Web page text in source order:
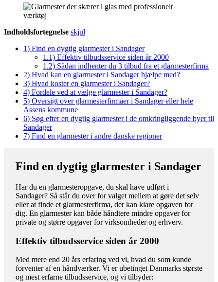
Indholdsfortegnelse skjul
1) Find en dygtig glarmester i Sandager
1.1) Effektiv tilbudsservice siden år 2000
1.2) Sådan indhenter du 3 tilbud fra et glarmesterfirma
2) Hvad kan en glarmester i Sandager hjælpe med?
3) Hvad koster en glarmester i Sandager?
4) Fordele ved at vælge glarmester i Sandager?
5) Oversigt over glarmesterfirmaer i Sandager eller hele
Assens kommune
6) Søg efter en dygtig glarmester i de omkringliggende byer til
Sandager
7) Find en glarmester i andre danske regioner
Find en dygtig glarmester i Sandager
Har du en glarmesteropgave, du skal have udført i
Sandager? Så står du over for valget mellem at gøre det selv
eller at finde et glarmesterfirma, der kan klare opgaven for
dig. En glarmester kan både håndtere mindre opgaver for
private og større opgaver for virksomheder og erhverv.
Effektiv tilbudsservice siden år 2000
Med mere end 20 års erfaring ved vi, hvad du som kunde
forventer af en håndværker. Vi er ubetinget Danmarks største
og mest erfarne tilbudsservice, og vi tilbyder: